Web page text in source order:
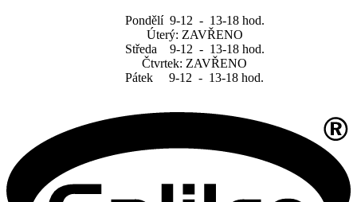
Pondělí 9-12 - 13-18 hod.
Úterý: ZAVŘENO
Středa 9-12 - 13-18 hod.
Čtvrtek: ZAVŘENO
Pátek 9-12 - 13-18 hod.